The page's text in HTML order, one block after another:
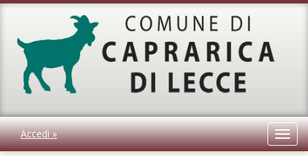
Accedi »